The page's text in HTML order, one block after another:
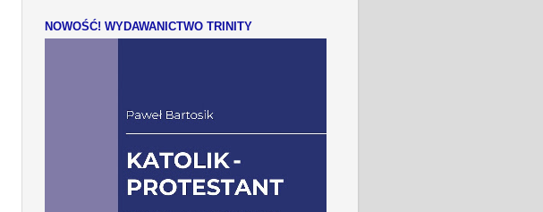
NOWOŚĆ! WYDAWANICTWO TRINITY